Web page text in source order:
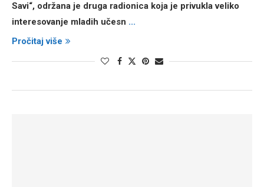
Savi“, održana je druga radionica koja je privukla veliko
interesovanje mladih učesn ...
Pročitaj više